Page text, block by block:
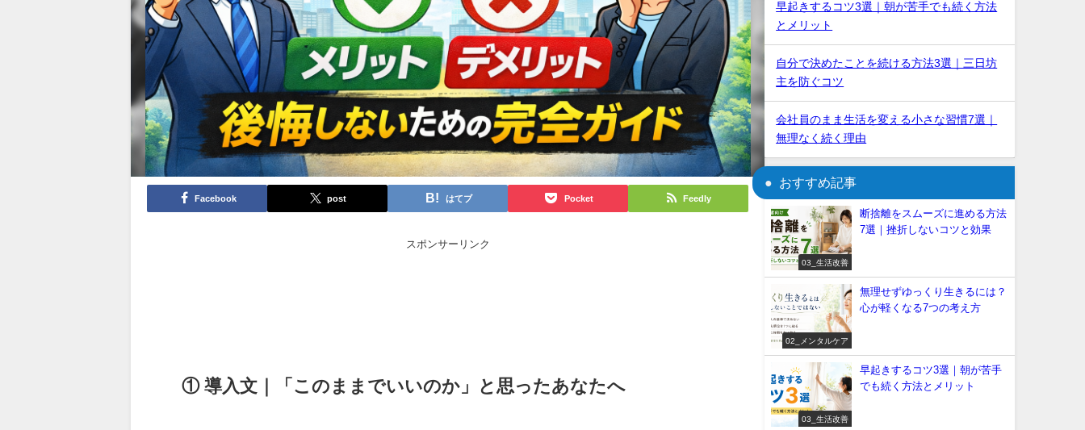
Facebook post はてブ Pocket Feedly
スポンサーリンク
① 導入文｜「このままでいいのか」と思ったあなたへ
早起きするコツ3選｜朝が苦手でも続く方法
とメリット
自分で決めたことを続ける方法3選｜三日坊
主を防ぐコツ
会社員のまま生活を変える小さな習慣7選｜
無理なく続く理由
おすすめ記事
03_生活改善
断捨離をスムーズに進める方法
7選｜挫折しないコツと効果
02_メンタルケア
無理せずゆっくり生きるには？
心が軽くなる7つの考え方
03_生活改善
早起きするコツ3選｜朝が苦手
でも続く方法とメリット